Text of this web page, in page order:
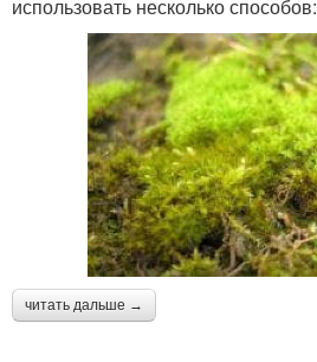
использовать несколько способов:
читать дальше →